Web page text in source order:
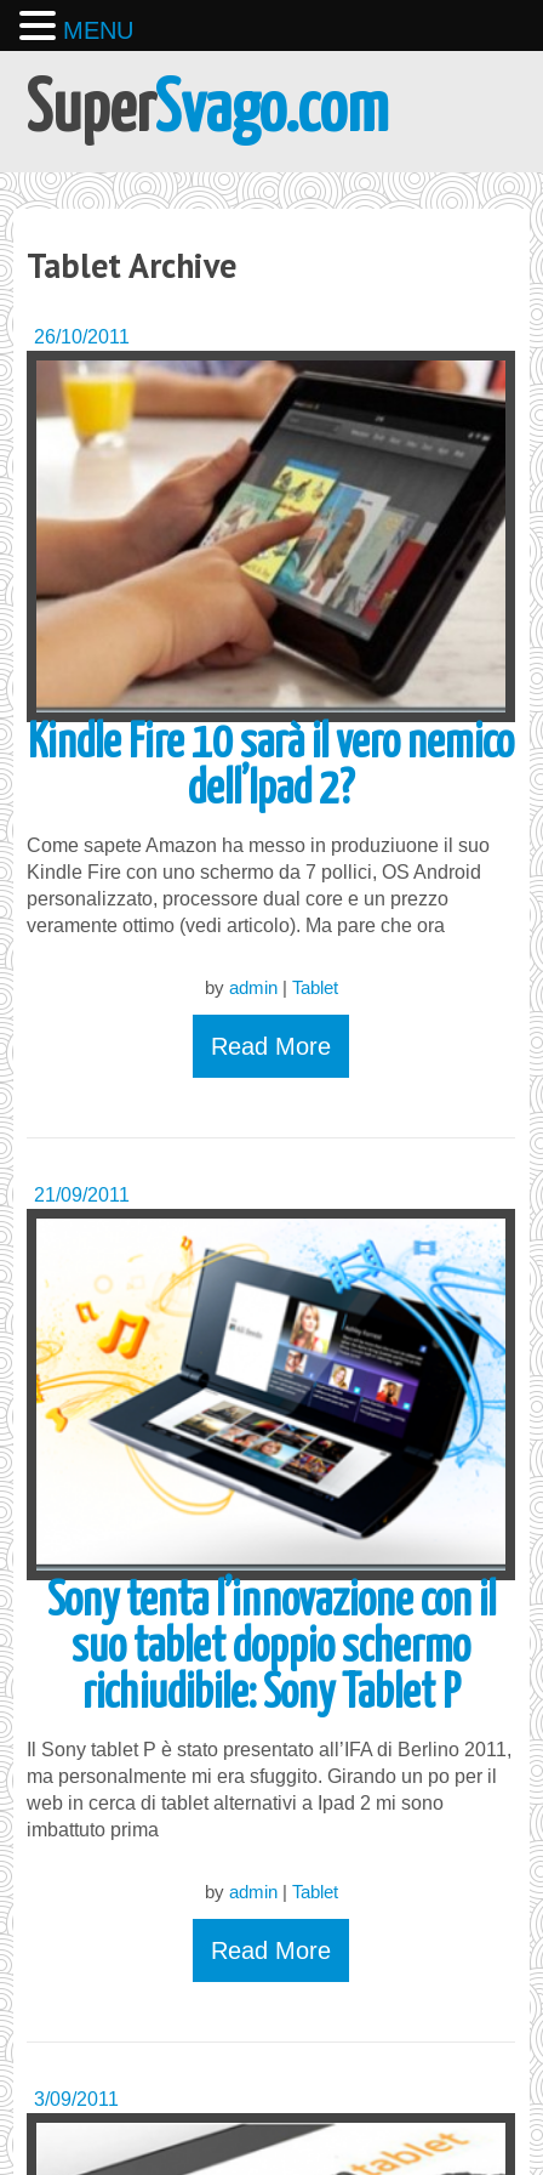
SuperSvago.com
Tablet Archive
26/10/2011
Kindle Fire 10 sarà il vero nemico
dell’Ipad 2?
Come sapete Amazon ha messo in produziuone il suo
Kindle Fire con uno schermo da 7 pollici, OS Android
personalizzato, processore dual core e un prezzo
veramente ottimo (vedi articolo). Ma pare che ora
by admin| Tablet
Read More
21/09/2011
Sony tenta l’innovazione con il
suo tablet doppio schermo
richiudibile: Sony Tablet P
Il Sony tablet P è stato presentato all’IFA di Berlino 2011,
ma personalmente mi era sfuggito. Girando un po per il
web in cerca di tablet alternativi a Ipad 2 mi sono
imbattuto prima
by admin| Tablet
Read More
3/09/2011
MENU